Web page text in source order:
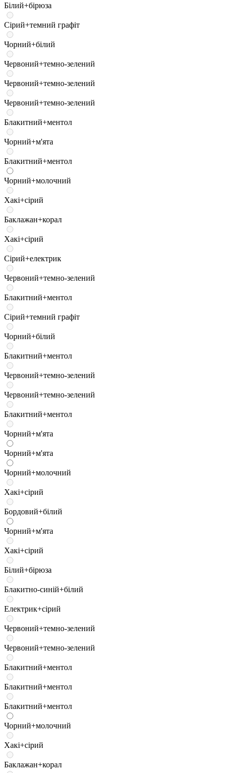
Білий+бірюза
Сірий+темний графіт
Чорний+білий
Червоний+темно-зелений
Червоний+темно-зелений
Червоний+темно-зелений
Блакитний+ментол
Чорний+м'ята
Блакитний+ментол
Чорний+молочний
Хакі+сірий
Баклажан+корал
Хакі+сірий
Сірий+електрик
Червоний+темно-зелений
Блакитний+ментол
Сірий+темний графіт
Чорний+білий
Блакитний+ментол
Червоний+темно-зелений
Червоний+темно-зелений
Блакитний+ментол
Чорний+м'ята
Чорний+м'ята
Чорний+молочний
Хакі+сірий
Бордовий+білий
Чорний+м'ята
Хакі+сірий
Білий+бірюза
Блакитно-синій+білий
Електрик+сірий
Червоний+темно-зелений
Червоний+темно-зелений
Блакитний+ментол
Блакитний+ментол
Блакитний+ментол
Чорний+молочний
Хакі+сірий
Баклажан+корал